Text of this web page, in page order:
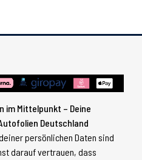
im Mittelpunkt – Deine
Deutschland
persönlichen Daten sind
darauf vertrauen, dass